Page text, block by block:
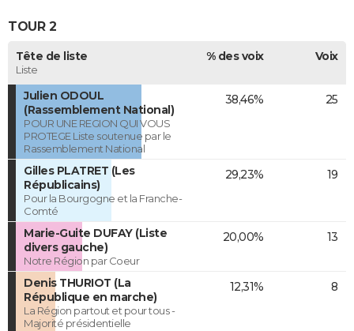
TOUR 2
Tête de liste
Liste
% des voix Voix
Julien ODOUL
(Rassemblement National)
POUR UNE REGION QUI VOUS
PROTEGE Liste soutenue par le
Rassemblement National
38,46% 25
Gilles PLATRET (Les
Républicains)
Pour la Bourgogne et la Franche-
Comté
29,23% 19
Marie-Guite DUFAY (Liste
divers gauche)
Notre Région par Coeur
20,00% 13
Denis THURIOT (La
République en marche)
La Région partout et pour tous -
Majorité présidentielle
12,31% 8